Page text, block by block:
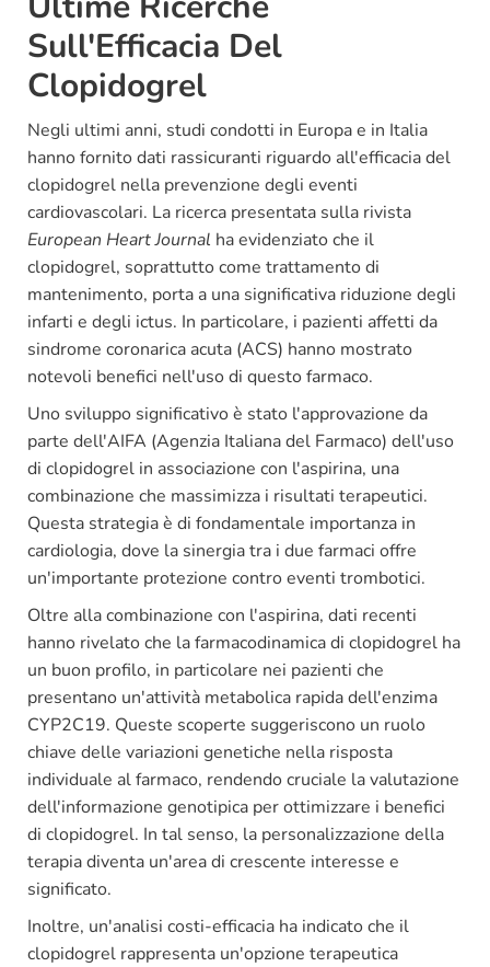
Sull'Efficacia Del
Clopidogrel
Negli ultimi anni, studi condotti in Europa e in Italia
hanno fornito dati rassicuranti riguardo all'efficacia del
clopidogrel nella prevenzione degli eventi
cardiovascolari. La ricerca presentata sulla rivista
European Heart Journal ha evidenziato che il
clopidogrel, soprattutto come trattamento di
mantenimento, porta a una significativa riduzione degli
infarti e degli ictus. In particolare, i pazienti affetti da
sindrome coronarica acuta (ACS) hanno mostrato
notevoli benefici nell'uso di questo farmaco.
Uno sviluppo significativo è stato l'approvazione da
parte dell'AIFA (Agenzia Italiana del Farmaco) dell'uso
di clopidogrel in associazione con l'aspirina, una
combinazione che massimizza i risultati terapeutici.
Questa strategia è di fondamentale importanza in
cardiologia, dove la sinergia tra i due farmaci offre
un'importante protezione contro eventi trombotici.
Oltre alla combinazione con l'aspirina, dati recenti
hanno rivelato che la farmacodinamica di clopidogrel ha
un buon profilo, in particolare nei pazienti che
presentano un'attività metabolica rapida dell'enzima
CYP2C19. Queste scoperte suggeriscono un ruolo
chiave delle variazioni genetiche nella risposta
individuale al farmaco, rendendo cruciale la valutazione
dell'informazione genotipica per ottimizzare i benefici
di clopidogrel. In tal senso, la personalizzazione della
terapia diventa un'area di crescente interesse e
significato.
Inoltre, un'analisi costi-efficacia ha indicato che il
clopidogrel rappresenta un'opzione terapeutica